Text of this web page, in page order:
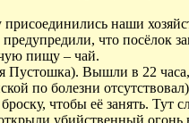
присоединились наши
что посёлок
пищу – чай.
Пустошка). Вышли в 22
по болезни
чтобы её занять.
убийственный